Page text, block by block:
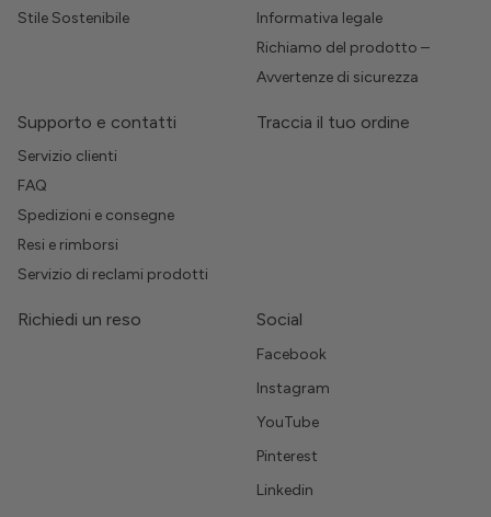
Stile Sostenibile
Informativa legale
Richiamo del prodotto –
Avvertenze di sicurezza
Supporto e contatti
Servizio clienti
FAQ
Spedizioni e consegne
Resi e rimborsi
Servizio di reclami prodotti
Traccia il tuo ordine
Richiedi un reso Social
Facebook
Instagram
YouTube
Pinterest
Linkedin